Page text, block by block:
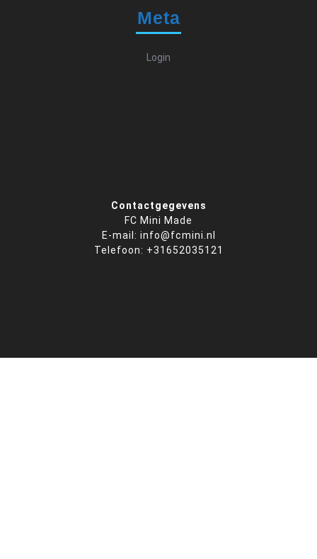
Meta
Login
Contactgegevens
FC Mini Made
E-mail: info@fcmini.nl
Telefoon: +31652035121